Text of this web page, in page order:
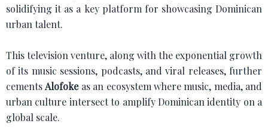
solidifying it as a key platform for showcasing Dominican
urban talent.
This television venture, along with the exponential growth
of its music sessions, podcasts, and viral releases, further
cementsAlofokeas an ecosystem where music, media, and
urban culture intersect to amplify Dominican identity on a
global scale.